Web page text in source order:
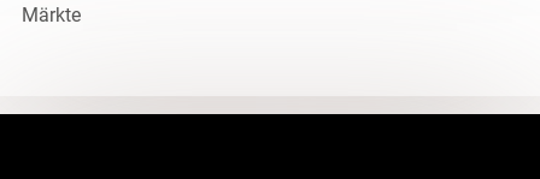
Märkte